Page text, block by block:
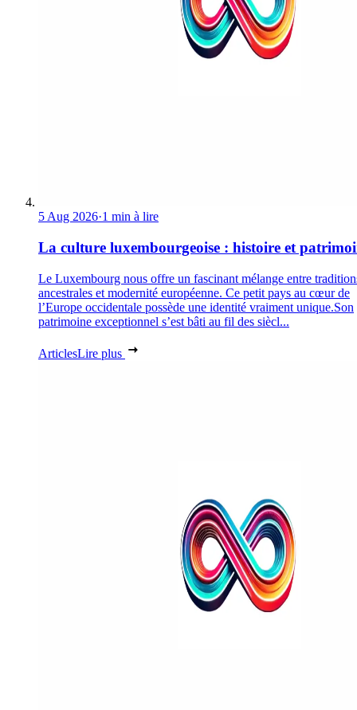
5 Aug 2026·1 min à lire
La culture luxembourgeoise : histoire et
Le Luxembourg nous offre un fascinant mélange entre
ancestrales et modernité européenne. Ce petit pays au cœur de
l’Europe occidentale possède une identité vraiment unique.Son
patrimoine exceptionnel s’est bâti au fil des siècl...
ArticlesLire plus